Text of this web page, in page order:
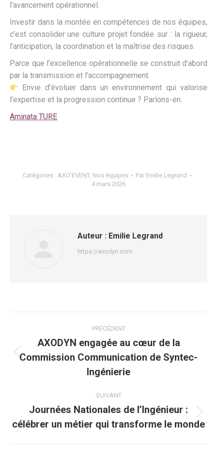
l’avancement opérationnel.
Investir dans la montée en compétences de nos équipes,
c’est consolider une culture projet fondée sur : la rigueur,
l’anticipation, la coordination et la maîtrise des risques.
Parce que l’excellence opérationnelle se construit d’abord
par la transmission et l’accompagnement.
Envie d’évoluer dans un environnement qui valorise
l’expertise et la progression continue ? Parlons-en.
Aminata TURE
Catégories : AXO'EVENT, Nos équipes Par Emilie Legrand
4 mars 2026
Auteur : Emilie Legrand
https://axodyn.com
article
PRÉCÉDENT
Article
précédent
AXODYN engagée au cœur de la
Commission Communication de Syntec-
Ingénierie
SUIVANT
suivant
Journées Nationales de l’Ingénieur :
célébrer un métier qui transforme le monde